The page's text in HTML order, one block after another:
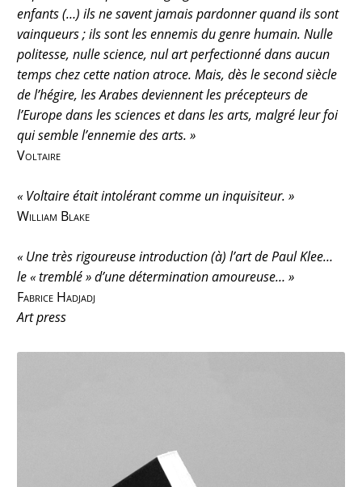
enfants (…) ils ne savent jamais pardonner quand ils sont
vainqueurs ; ils sont les ennemis du genre humain. Nulle
politesse, nulle science, nul art perfectionné dans aucun
temps chez cette nation atroce. Mais, dès le second siècle
de l’hégire, les Arabes deviennent les précepteurs de
l’Europe dans les sciences et dans les arts, malgré leur foi
qui semble l’ennemie des arts. »
Voltaire
« Voltaire était intolérant comme un inquisiteur. »
William Blake
« Une très rigoureuse introduction (à) l’art de Paul Klee…
le « tremblé » d’une détermination amoureuse… »
Fabrice Hadjadj
Art press